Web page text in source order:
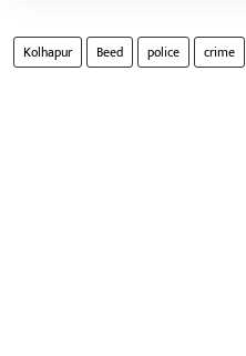
Kolhapur Beed police crime